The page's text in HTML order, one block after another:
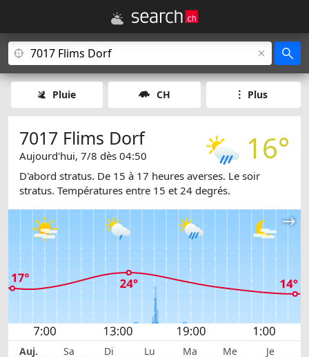
Pluie CH Plus
16°
7017 Flims Dorf
Aujourd'hui, 7/8 dès 04:50
D'abord stratus. De 15 à 17 heures averses. Le soir
stratus. Températures entre 15 et 24 degrés.
Auj. Sa Di Lu Ma Me Je